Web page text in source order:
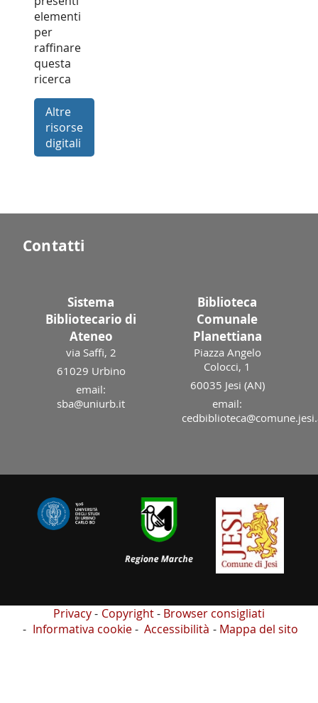
elementi
per
raffinare
questa
ricerca
Altre
risorse
digitali
Contatti
Sistema
Bibliotecario di
Ateneo
via Saffi, 2
61029 Urbino
email:
sba@uniurb.it
Biblioteca
Comunale
Planettiana
Piazza Angelo
Colocci, 1
60035 Jesi (AN)
email:
Privacy Copyright
Browser consigliati
Informativa cookie
Accessibilità Mappa del sito